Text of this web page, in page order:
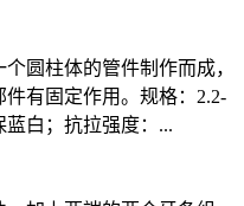
圆柱体的管件制作而成，
有固定作用。规格：2.2-
白；抗拉强度：...